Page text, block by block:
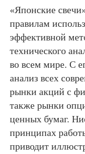
«Японские
правилам
эффективной
технического
во всем мире. С
анализ всех
рынки акций с
также рынки
ценных бумаг.
принципах
приводит